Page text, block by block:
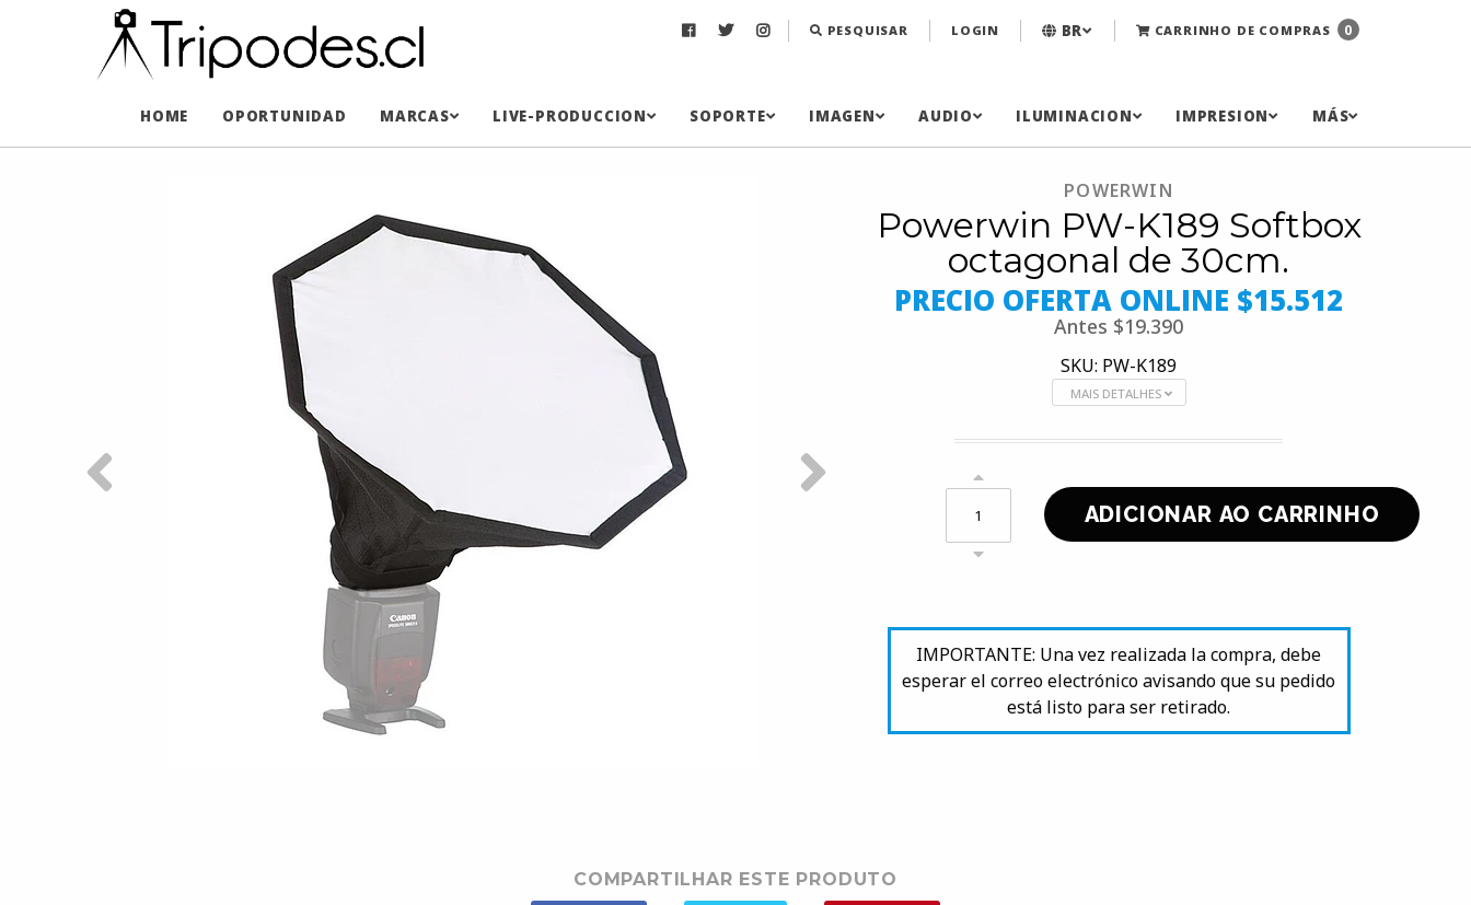
PESQUISAR LOGIN BR CARRINHO DE COMPRAS 0
HOME OPORTUNIDAD MARCAS LIVE-PRODUCCION SOPORTE IMAGEN AUDIO ILUMINACION IMPRESION MÁS
POWERWIN
Powerwin PW-K189 Softbox
octagonal de 30cm.
PRECIO OFERTA ONLINE $15.512
Antes $19.390
SKU: PW-K189
MAIS DETALHES
IMPORTANTE: Una vez realizada la compra, debe
esperar el correo electrónico avisando que su pedido
está listo para ser retirado.
COMPARTILHAR ESTE PRODUTO